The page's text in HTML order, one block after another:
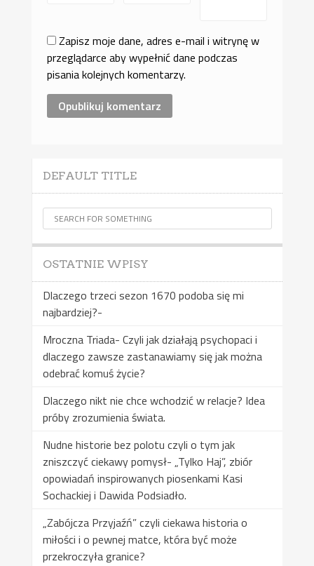
Zapisz moje dane, adres e-mail i witrynę w
przeglądarce aby wypełnić dane podczas
pisania kolejnych komentarzy.
DEFAULT TITLE
OSTATNIE WPISY
Dlaczego trzeci sezon 1670 podoba się mi
najbardziej?-
Mroczna Triada- Czyli jak działają psychopaci i
dlaczego zawsze zastanawiamy się jak można
odebrać komuś życie?
Dlaczego nikt nie chce wchodzić w relacje? Idea
próby zrozumienia świata.
Nudne historie bez polotu czyli o tym jak
zniszczyć ciekawy pomysł- „Tylko Haj”, zbiór
opowiadań inspirowanych piosenkami Kasi
Sochackiej i Dawida Podsiadło.
„Zabójcza Przyjaźń” czyli ciekawa historia o
miłości i o pewnej matce, która być może
przekroczyła granice?